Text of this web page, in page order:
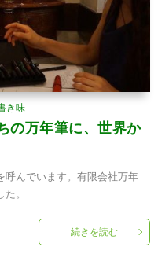
き味
の万年筆に、世界か
呼んでいます。有限会社万年
。
続きを読む